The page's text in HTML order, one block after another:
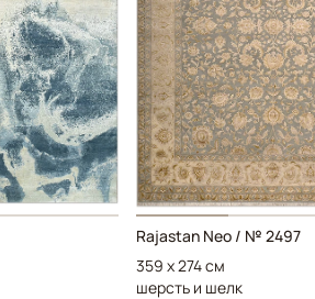
Rajastan Neo / № 2497
359 x 274 см
шерсть и шелк